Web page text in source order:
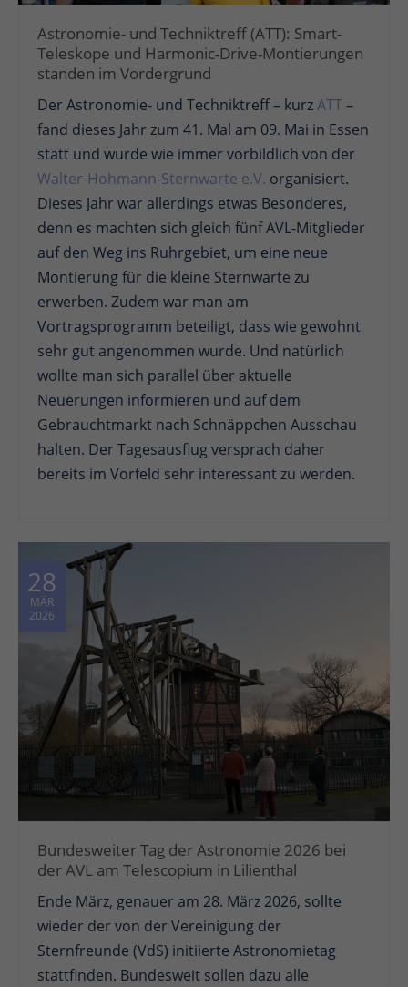
Astronomie- und Techniktreff (ATT): Smart-
Teleskope und Harmonic-Drive-Montierungen
standen im Vordergrund
Der Astronomie- und Techniktreff – kurzATT–
fand dieses Jahr zum 41. Mal am 09. Mai in Essen
statt und wurde wie immer vorbildlich von der
Walter-Hohmann-Sternwarte e.V. organisiert.
Dieses Jahr war allerdings etwas Besonderes,
denn es machten sich gleich fünf AVL-Mitglieder
auf den Weg ins Ruhrgebiet, um eine neue
Montierung für die kleine Sternwarte zu
erwerben. Zudem war man am
Vortragsprogramm beteiligt, dass wie gewohnt
sehr gut angenommen wurde. Und natürlich
wollte man sich parallel über aktuelle
Neuerungen informieren und auf dem
Gebrauchtmarkt nach Schnäppchen Ausschau
halten. Der Tagesausflug versprach daher
bereits im Vorfeld sehr interessant zu werden.
28
MÄR
2026
Bundesweiter Tag der Astronomie 2026 bei
der AVL am Telescopium in Lilienthal
Ende März, genauer am 28. März 2026, sollte
wieder der von der Vereinigung der
Sternfreunde (VdS) initiierte Astronomietag
stattfinden. Bundesweit sollen dazu alle